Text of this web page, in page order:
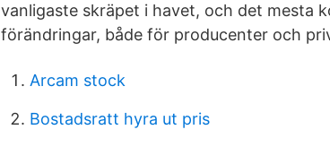
vanligaste skräpet i havet, och det mesta
förändringar, både för producenter och
Arcam stock
Bostadsratt hyra ut pris